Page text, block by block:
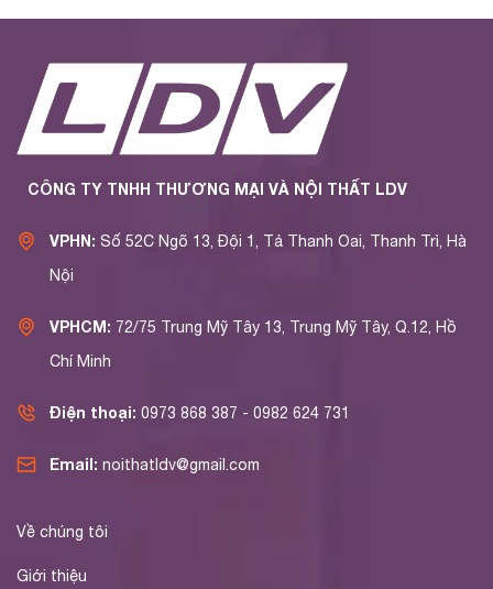
CÔNG TY TNHH THƯƠNG MẠI VÀ NỘI THẤT LDV
VPHN: Số 52C Ngõ 13, Đội 1, Tả Thanh Oai, Thanh Trì, Hà
Nội
VPHCM: 72/75 Trung Mỹ Tây 13, Trung Mỹ Tây, Q.12, Hồ
Chí Minh
Điện thoại: 0973 868 387 - 0982 624 731
Email: noithatldv@gmail.com
Về chúng tôi
Giới thiệu